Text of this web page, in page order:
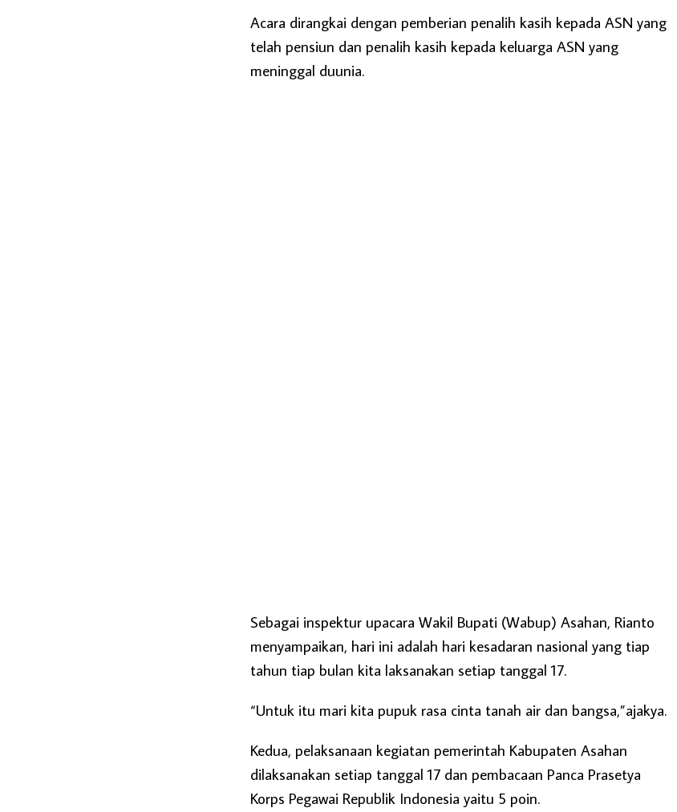
Acara dirangkai dengan pemberian penalih kasih kepada ASN yang
telah pensiun dan penalih kasih kepada keluarga ASN yang
meninggal duunia.
Sebagai inspektur upacara Wakil Bupati (Wabup) Asahan, Rianto
menyampaikan, hari ini adalah hari kesadaran nasional yang tiap
tahun tiap bulan kita laksanakan setiap tanggal 17.
“Untuk itu mari kita pupuk rasa cinta tanah air dan bangsa,”ajakya.
Kedua, pelaksanaan kegiatan pemerintah Kabupaten Asahan
dilaksanakan setiap tanggal 17 dan pembacaan Panca Prasetya
Korps Pegawai Republik Indonesia yaitu 5 poin.